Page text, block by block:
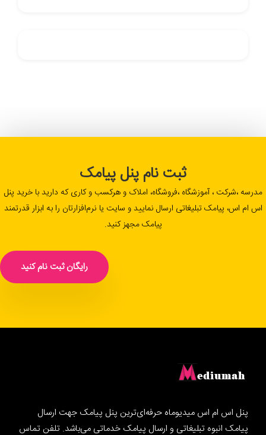
ثبت نام پنل پیامک
مدرسه ،شرکت ، آموزشگاه ،فروشگاه، املاک و هرکسب و کاری که دارید با خرید پنل
اس ام اس، پیامک تبلیغاتی ارسال نمایید و سایت یا نرم‌افزارتان را به ابزار قدرتمند
پیامک مجهز کنید.
رایگان ثبت نام کنید
پنل اس ام اس میدیوماه حرفه‌ای‌ترین پنل پیامک جهت ارسال
پیامک انبوه تبلیغاتی و ارسال پیامک خدماتی می‌باشد. تلفن تماس